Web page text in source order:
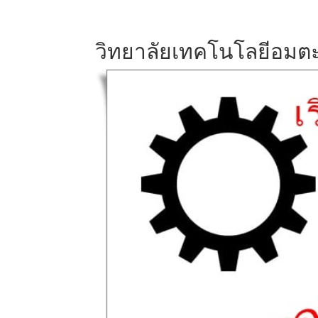
วิทยาลัยเทคโนโลยีอมต